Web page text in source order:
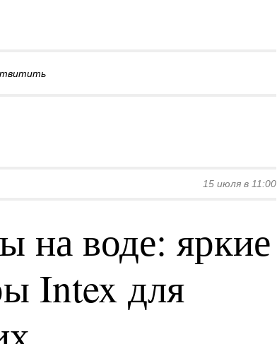
15 июля в 11:00
на воде: яркие
Intex для